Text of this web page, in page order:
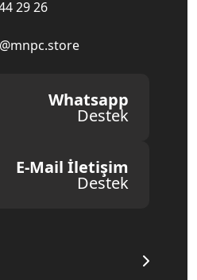
29 26
Whatsapp
Destek
E-Mail İletişim
Destek